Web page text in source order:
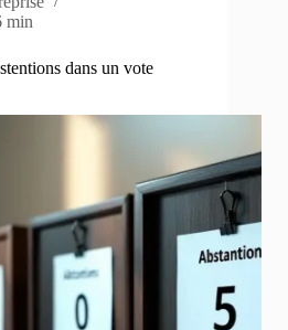
min
dans un vote